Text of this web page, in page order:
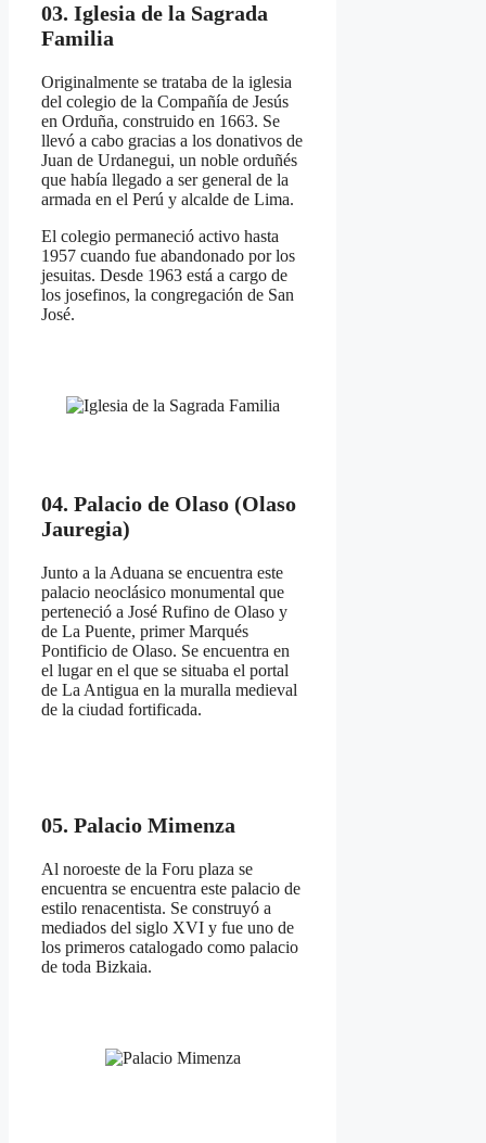
03. Iglesia de la Sagrada
Familia
Originalmente se trataba de la iglesia
del colegio de la Compañía de Jesús
en Orduña, construido en 1663. Se
llevó a cabo gracias a los donativos de
Juan de Urdanegui, un noble orduñés
que había llegado a ser general de la
armada en el Perú y alcalde de Lima.
El colegio permaneció activo hasta
1957 cuando fue abandonado por los
jesuitas. Desde 1963 está a cargo de
los josefinos, la congregación de San
José.
04. Palacio de Olaso (Olaso
Jauregia)
Junto a la Aduana se encuentra este
palacio neoclásico monumental que
perteneció a José Rufino de Olaso y
de La Puente, primer Marqués
Pontificio de Olaso. Se encuentra en
el lugar en el que se situaba el portal
de La Antigua en la muralla medieval
de la ciudad fortificada.
05. Palacio Mimenza
Al noroeste de la Foru plaza se
encuentra se encuentra este palacio de
estilo renacentista. Se construyó a
mediados del siglo XVI y fue uno de
los primeros catalogado como palacio
de toda Bizkaia.